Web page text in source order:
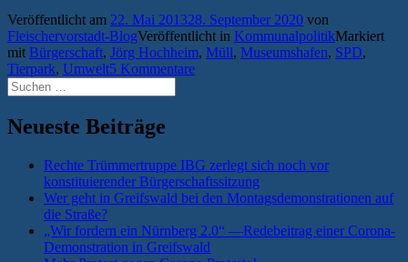
Veröffentlicht am 22. Mai 201328. September 2020 von
Fleischervorstadt-BlogVeröffentlicht in KommunalpolitikMarkiert
mit Bürgerschaft, Jörg Hochheim, Müll, Museumshafen, SPD,
Tierpark, Umwelt5 Kommentare
Suchen
nach:
Neueste Beiträge
Rechte Trümmertruppe IBG zerlegt sich noch vor
konstituierender Bürgerschaftssitzung
Wer geht in Greifswald bei den Montagsdemonstrationen auf
die Straße?
„Wir fordern ein Nürnberg 2.0“ —Redebeitrag einer Corona-
Demonstration in Greifswald